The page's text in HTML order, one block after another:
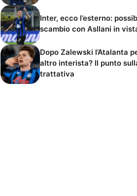
Inter, ecco l’esterno:
scambio con Asllani in
Dopo Zalewski l’Atalanta
altro interista? Il punto
trattativa